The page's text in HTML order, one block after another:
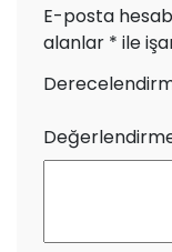
E-posta
alanlar * ile